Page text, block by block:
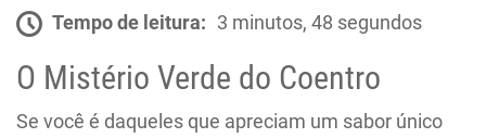
Tempo de leitura: 3 minutos, 48 segundos
O Mistério Verde do Coentro
Se você é daqueles que apreciam um sabor único